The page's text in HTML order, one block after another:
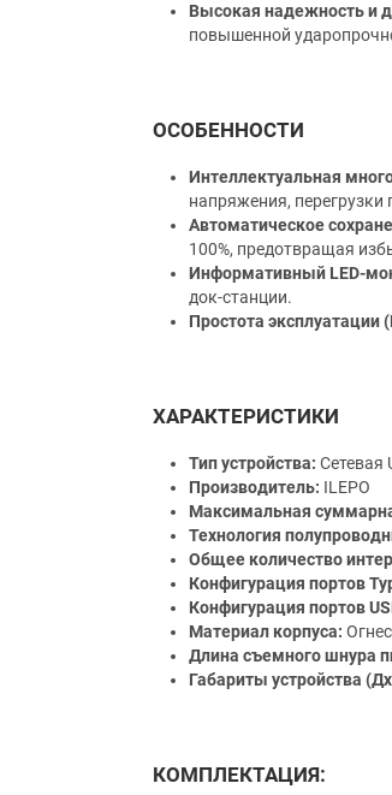
Высокая надежность и
повышенной
ОСОБЕННОСТИ
Интеллектуальная
напряжения,
Автоматическое
100%, предотвращая
Информативный LED-
док-станции.
Простота эксплуатации
ХАРАКТЕРИСТИКИ
Тип устройства: Сетевая
Производитель: ILEPO
Максимальная
Технология
Общее количество
Конфигурация портов
Конфигурация портов
Материал корпуса:
Длина съемного шнура
Габариты устройства
КОМПЛЕКТАЦИЯ: